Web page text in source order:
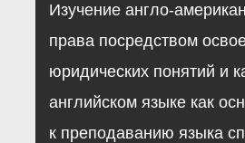
Изучение англо-
права посредством
юридических понятий и
английском языке как
к преподаванию языка